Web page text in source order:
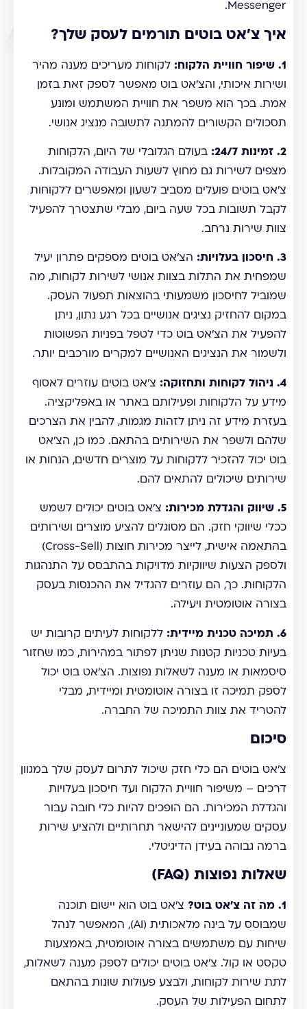
Messenger.
איך צ'אט בוטים תורמים לעסק שלך?
1. שיפור חוויית הלקוח:
לקוחות מעריכים מענה מהיר
ושירות איכותי, והצ'אט בוט מאפשר לספק זאת בזמן
אמת. בכך הוא משפר את חוויית המשתמש ומונע
תסכולים הקשורים להמתנה לתשובה מנציג אנושי.
2. זמינות 24/7:
בעולם הגלובלי של היום, הלקוחות
מצפים לשירות גם מחוץ לשעות העבודה המקובלות.
צ'אט בוטים פועלים מסביב לשעון ומאפשרים ללקוחות
לקבל תשובות בכל שעה ביום, מבלי שתצטרך להפעיל
צוות שירות נרחב.
3. חיסכון בעלויות:
הצ'אט בוטים מספקים פתרון יעיל
שמפחית את התלות בצוות אנושי לשירות לקוחות, מה
שמוביל לחיסכון משמעותי בהוצאות תפעול העסק.
במקום להחזיק נציגים אנושיים בכל רגע נתון, ניתן
להפעיל את הצ'אט בוט כדי לטפל בפניות הפשוטות
ולשמור את הנציגים האנושיים למקרים מורכבים יותר.
4. ניהול לקוחות ותחזוקה:
צ'אט בוטים עוזרים לאסוף
מידע על הלקוחות ופעילותם באתר או באפליקציה.
בעזרת מידע זה ניתן לזהות מגמות, להבין את הצרכים
שלהם ולשפר את השירותים בהתאם. כמו כן, הצ'אט
בוט יכול להזכיר ללקוחות על מוצרים חדשים, הנחות או
שירותים שיכולים להתאים להם.
5. שיווק והגדלת מכירות:
צ'אט בוטים יכולים לשמש
ככלי שיווקי חזק. הם מסוגלים להציע מוצרים ושירותים
בהתאמה אישית, לייצר מכירות חוצות (Cross-Sell)
ולספק הצעות שיווקיות מדויקות בהתבסס על התנהגות
הלקוחות. כך, הם עוזרים להגדיל את ההכנסות בעסק
בצורה אוטומטית ויעילה.
6. תמיכה טכנית מיידית:
ללקוחות לעיתים קרובות יש
בעיות טכניות קטנות שניתן לפתור במהירות, כמו שחזור
סיסמאות או מענה לשאלות נפוצות. הצ'אט בוט יכול
לספק תמיכה זו בצורה אוטומטית ומיידית, מבלי
להטריד את צוות התמיכה של החברה.
סיכום
צ'אט בוטים הם כלי חזק שיכול לתרום לעסק שלך במגוון
דרכים – משיפור חוויית הלקוח ועד חיסכון בעלויות
והגדלת המכירות. הם הופכים להיות כלי חובה עבור
עסקים שמעוניינים להישאר תחרותיים ולהציע שירות
ברמה גבוהה בעידן הדיגיטלי.
שאלות נפוצות (FAQ)
1. מה זה צ'אט בוט?
צ'אט בוט הוא יישום תוכנה
שמבוסס על בינה מלאכותית (AI), המאפשר לנהל
שיחות עם משתמשים בצורה אוטומטית, באמצעות
טקסט או קול. צ'אט בוטים יכולים לספק מענה לשאלות,
לתת שירות לקוחות, ולבצע פעולות שונות בהתאם
לתחום הפעילות של העסק.